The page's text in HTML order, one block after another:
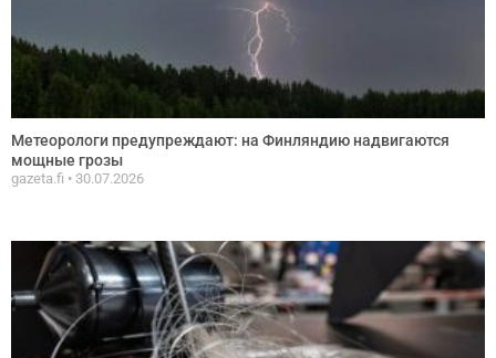
Метеорологи предупреждают: на Финляндию надвигаются
мощные грозы
gazeta.fi 30.07.2026